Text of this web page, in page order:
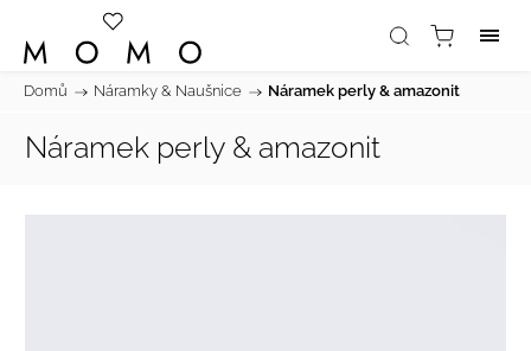
Domů / Náramky & Naušnice / Náramek perly & amazonit
Náramek perly & amazonit